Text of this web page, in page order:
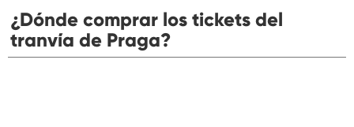
¿Dónde comprar los tickets del
tranvía de Praga?